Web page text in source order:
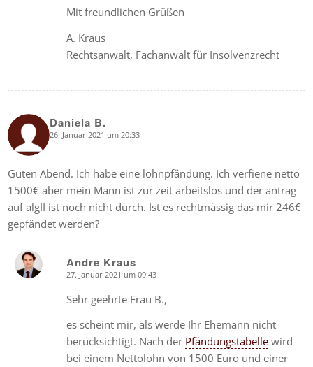
Mit freundlichen Grüßen
A. Kraus
Rechtsanwalt, Fachanwalt für Insolvenzrecht
Daniela B.
says: 26. Januar 2021 um 20:33
Guten Abend. Ich habe eine lohnpfändung. Ich verfiene netto
1500€ aber mein Mann ist zur zeit arbeitslos und der antrag
auf algII ist noch nicht durch. Ist es rechtmässig das mir 246€
gepfändet werden?
Andre Kraus
27. Januar 2021 um 09:43
Sehr geehrte Frau B.,
es scheint mir, als werde Ihr Ehemann nicht
berücksichtigt. Nach der Pfändungstabelle wird
bei einem Nettolohn von 1500 Euro und einer